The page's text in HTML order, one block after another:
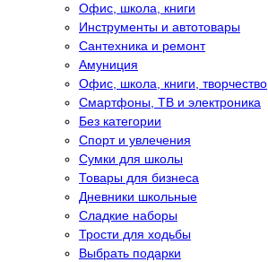
Офис, школа, книги
Инструменты и автотовары
Сантехника и ремонт
Амуниция
Офис, школа, книги, творчество
Смартфоны, ТВ и электроника
Без категории
Спорт и увлечения
Сумки для школы
Товары для бизнеса
Дневники школьные
Сладкие наборы
Трости для ходьбы
Выбрать подарки